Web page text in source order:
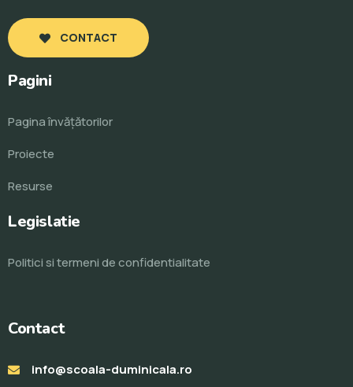
CONTACT
Pagini
Pagina învăţătorilor
Proiecte
Resurse
Legislatie
Politici si termeni de confidentialitate
Contact
info@scoala-duminicala.ro